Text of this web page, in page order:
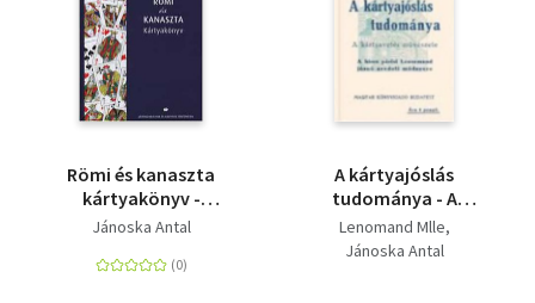
Römi és kanaszta
kártyakönyv -
Játékszabályok és
Jánoska Antal
A kártyajóslás
tudománya - A
kártyavetés
művészete + Jánoska
Lenomand Mlle
Jánoska Antal